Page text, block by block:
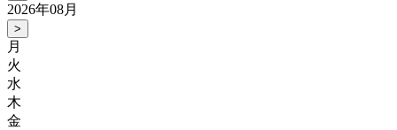
2026年08月
>
月
火
水
木
金